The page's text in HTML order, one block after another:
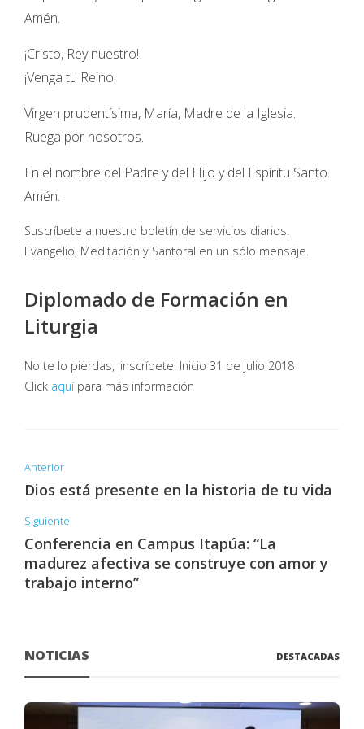
Amén.
¡Cristo, Rey nuestro!
¡Venga tu Reino!
Virgen prudentísima, María, Madre de la Iglesia.
Ruega por nosotros.
En el nombre del Padre y del Hijo y del Espíritu Santo.
Amén.
Suscríbete a nuestro boletín de servicios diarios.
Evangelio, Meditación y Santoral en un sólo mensaje.
Diplomado de Formación en
Liturgia
No te lo pierdas, ¡inscríbete! Inicio 31 de julio 2018
Click aquípara más información
Anterior
Dios está presente en la historia de tu vida
Siguiente
Conferencia en Campus Itapúa: “La
madurez afectiva se construye con amor y
trabajo interno”
NOTICIAS DESTACADAS